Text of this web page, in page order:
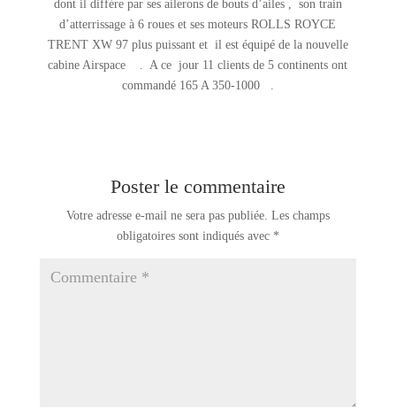
dont il différe par ses ailerons de bouts d’ailes , son train
d’atterrissage à 6 roues et ses moteurs ROLLS ROYCE
TRENT XW 97 plus puissant et il est équipé de la nouvelle
cabine Airspace . A ce jour 11 clients de 5 continents ont
commandé 165 A 350-1000 .
Poster le commentaire
Votre adresse e-mail ne sera pas publiée. Les champs
obligatoires sont indiqués avec *